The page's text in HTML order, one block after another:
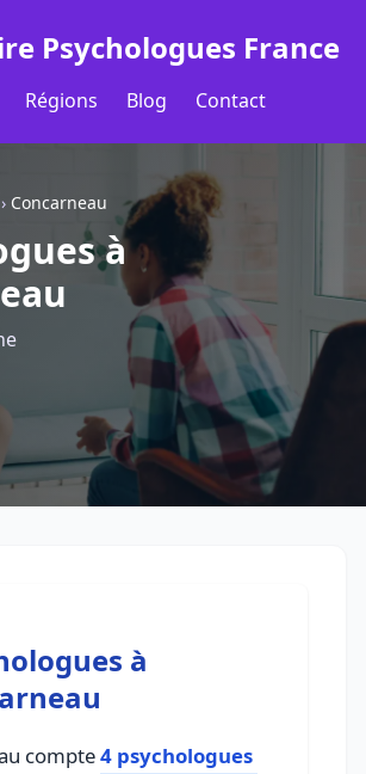
Psychologues France
Régions Blog Contact
› Concarneau
à
à
compte4 psychologues